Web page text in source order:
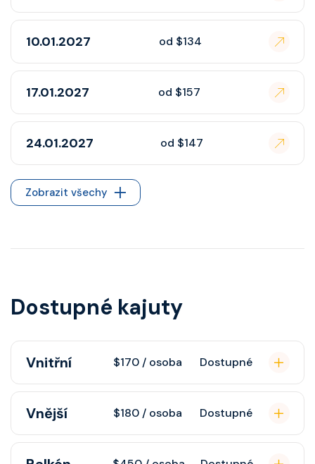
10.01.2027 od $134
17.01.2027 od $157
24.01.2027 od $147
Zobrazit všechy
Dostupné kajuty
Vnitřní $170 / osoba Dostupné
Vnitřní kajuta poskytuje pohovku,
fén, soukromou koupelnu se
sprchou, šatnu, nastavitelnou
Vnější $180 / osoba Dostupné
Vnější kajuta s oknem poskytuje